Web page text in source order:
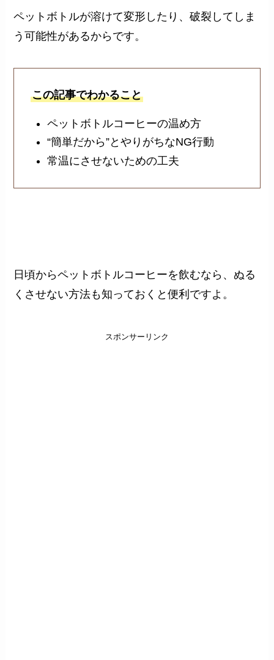
ペットボトルが溶けて変形したり、破裂してしま
う可能性があるからです。
この記事でわかること
ペットボトルコーヒーの温め方
“簡単だから”とやりがちなNG行動
常温にさせないための工夫
日頃からペットボトルコーヒーを飲むなら、ぬる
くさせない方法も知っておくと便利ですよ。
スポンサーリンク